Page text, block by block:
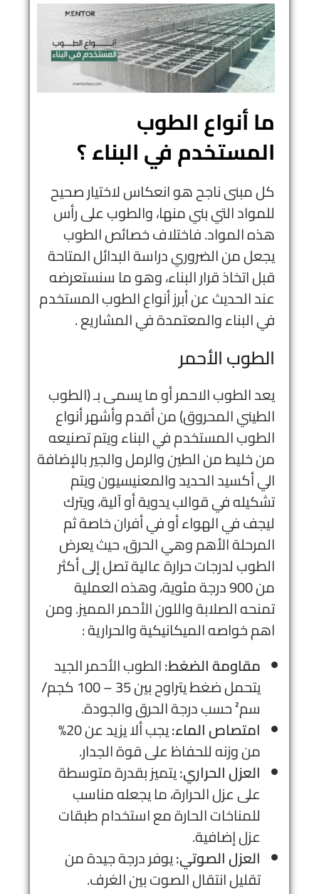
ما أنواع الطوب
المستخدم في البناء ؟
كل مبنى ناجح هو انعكاس لاختيار صحيح
للمواد التي بني منها، والطوب على رأس
هذه المواد. فاختلاف خصائص الطوب
يجعل من الضروري دراسة البدائل المتاحة
قبل اتخاذ قرار البناء، وهو ما سنستعرضه
عند الحديث عن أبرز أنواع الطوب المستخدم
في البناء والمعتمدة في المشاريع .
الطوب الأحمر
يعد الطوب الاحمر أو ما يسمى بـ (الطوب
الطيني المحروق) من أقدم وأشهر أنواع
الطوب المستخدم في البناء ويتم تصنيعه
من خليط من الطين والرمل والجير بالإضافة
الي أكسيد الحديد والمعنيسيون ويتم
تشكيله في قوالب يدوية أو آلية، ويترك
ليجف في الهواء أو في أفران خاصة ثم
المرحلة الأهم وهي الحرق، حيث يعرض
الطوب لدرجات حرارة عالية تصل إلى أكثر
من 900 درجة مئوية، وهذه العملية
تمنحه الصلابة واللون الأحمر المميز. ومن
اهم خواصه الميكانيكية والحرارية :
مقاومة الضغط:الطوب الأحمر الجيد
يتحمل ضغط يتراوح بين 35 – 100 كجم/
سم² حسب درجة الحرق والجودة.
امتصاص الماء:
يجب ألا يزيد عن 20%
من وزنه للحفاظ على قوة الجدار.
العزل الحراري:يتميز بقدرة متوسطة
على عزل الحرارة، ما يجعله مناسب
للمناخات الحارة مع استخدام طبقات
عزل إضافية.
العزل الصوتي:يوفر درجة جيدة من
تقليل انتقال الصوت بين الغرف.